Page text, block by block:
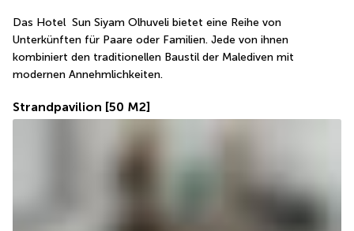
Das Hotel  Sun Siyam Olhuveli bietet eine Reihe von
Unterkünften für Paare oder Familien. Jede von ihnen
kombiniert den traditionellen Baustil der Malediven mit
modernen Annehmlichkeiten.
Strandpavilion [50 M2]